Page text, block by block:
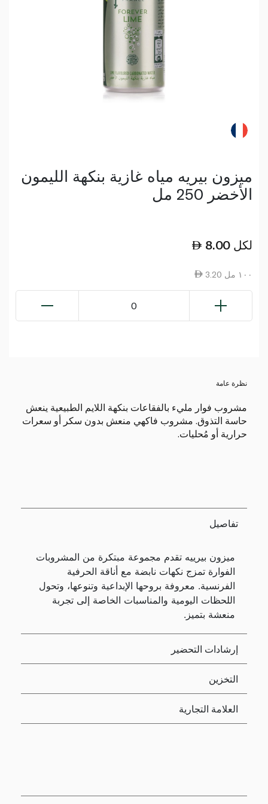
ميزون بيريه مياه غازية بنكهة الليمون
الأخضر 250 مل
8.00 لكل
3.20 ١٠٠ مل
0
نظرة عامة
مشروب فوار مليء بالفقاعات بنكهة اللايم الطبيعية ينعش
حاسة التذوق. مشروب فاكهي منعش بدون سكر أو سعرات
حرارية أو مُحليات.
تفاصيل
ميزون بيرييه تقدم مجموعة مبتكرة من المشروبات
الفوارة تمزج نكهات نابضة مع أناقة الحرفية
الفرنسية. معروفة بروحها الإبداعية وتنوعها، وتحول
اللحظات اليومية والمناسبات الخاصة إلى تجربة
منعشة بتميز.
إرشادات التحضير
التخزين
العلامة التجارية